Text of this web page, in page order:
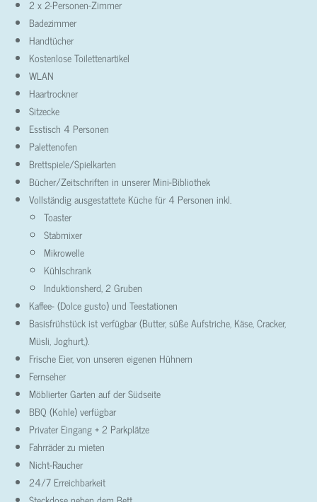
2 x 2-Personen-Zimmer
Badezimmer
Handtücher
Kostenlose Toilettenartikel
WLAN
Haartrockner
Sitzecke
Esstisch 4 Personen
Palettenofen
Brettspiele/Spielkarten
Bücher/Zeitschriften in unserer Mini-Bibliothek
Vollständig ausgestattete Küche für 4 Personen inkl.
Toaster
Stabmixer
Mikrowelle
Kühlschrank
Induktionsherd, 2 Gruben
Kaffee- (Dolce gusto) und Teestationen
Basisfrühstück ist verfügbar (Butter, süße Aufstriche, Käse, Cracker,
Müsli, Joghurt,).
Frische Eier, von unseren eigenen Hühnern
Fernseher
Möblierter Garten auf der Südseite
BBQ (Kohle) verfügbar
Privater Eingang + 2 Parkplätze
Fahrräder zu mieten
Nicht-Raucher
24/7 Erreichbarkeit